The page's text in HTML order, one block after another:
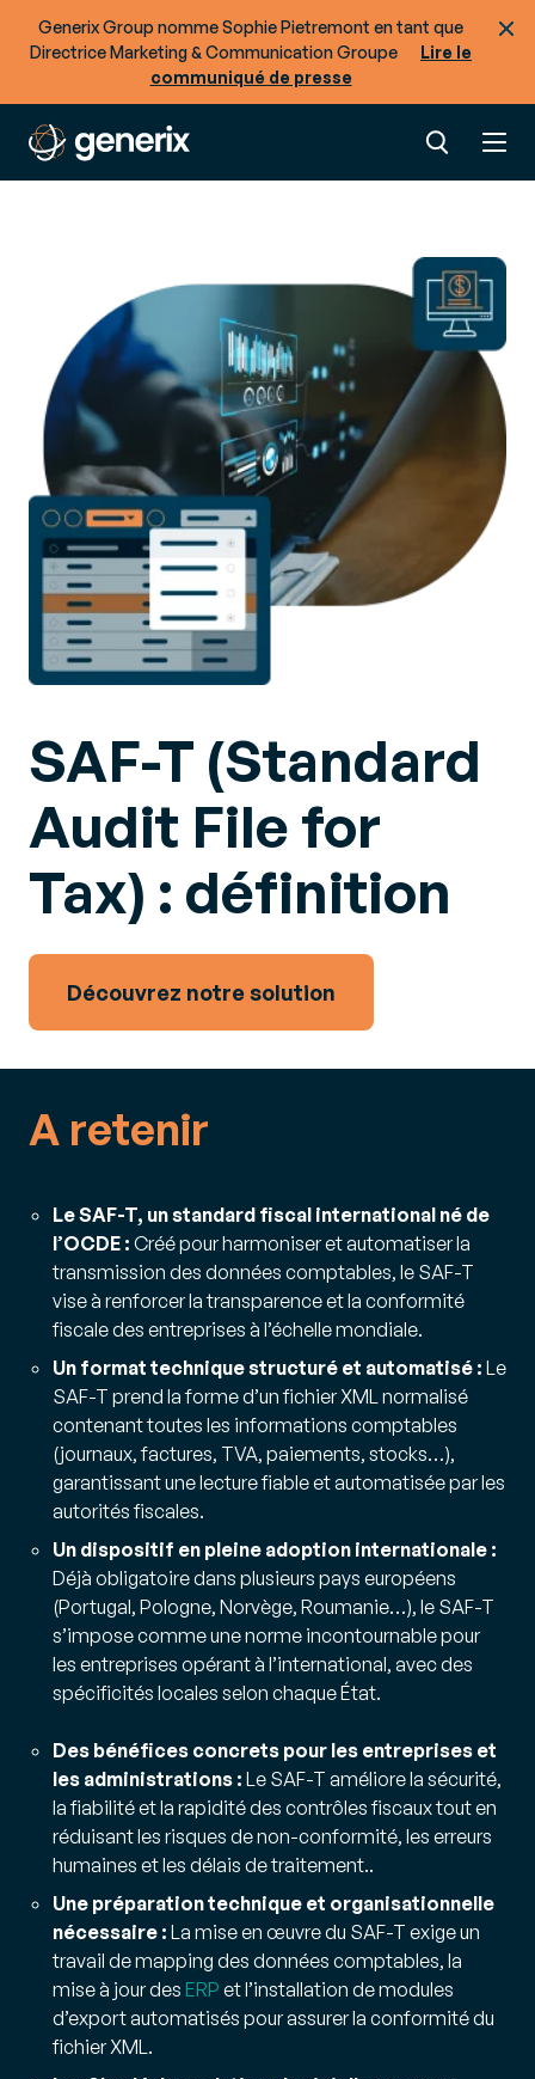
Generix Group nomme Sophie Pietremont en tant que
Directrice Marketing & Communication Groupe
Lire le
communiqué de presse
SAF-T (Standard
Audit File for
Tax) : définition
Découvrez notre solution
A retenir
Le SAF-T, un standard fiscal international né de
l’OCDE : Créé pour harmoniser et automatiser la
transmission des données comptables, le SAF-T
vise à renforcer la transparence et la conformité
fiscale des entreprises à l’échelle mondiale.
Un format technique structuré et automatisé : Le
SAF-T prend la forme d’un fichier XML normalisé
contenant toutes les informations comptables
(journaux, factures, TVA, paiements, stocks…),
garantissant une lecture fiable et automatisée par les
autorités fiscales.
Un dispositif en pleine adoption internationale :
Déjà obligatoire dans plusieurs pays européens
(Portugal, Pologne, Norvège, Roumanie…), le SAF-T
s’impose comme une norme incontournable pour
les entreprises opérant à l’international, avec des
spécificités locales selon chaque État.
Des bénéfices concrets pour les entreprises et
les administrations : Le SAF-T améliore la sécurité,
la fiabilité et la rapidité des contrôles fiscaux tout en
réduisant les risques de non-conformité, les erreurs
humaines et les délais de traitement..
Une préparation technique et organisationnelle
nécessaire : La mise en œuvre du SAF-T exige un
travail de mapping des données comptables, la
mise à jour des ERP et l’installation de modules
d’export automatisés pour assurer la conformité du
fichier XML.